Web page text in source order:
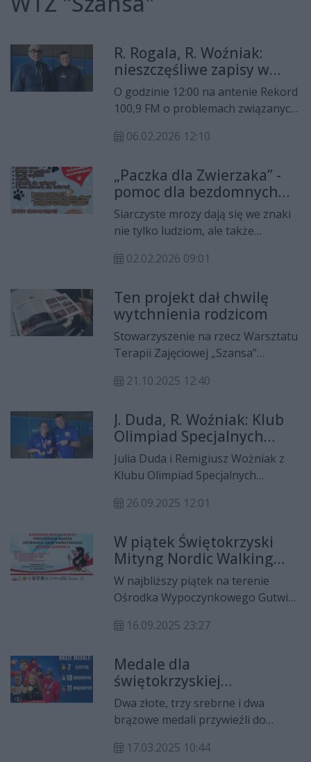
R. Rogala, R. Woźniak:
nieszczęśliwe zapisy w
ustawie cofną nas o 30 lat
O godzinie 12:00 na antenie Rekord
100,9 FM o problemach związanych
Zawodowej i Społecznej opowiada
Szansa w Ostrowcu
Świętokrzyskim. Z kolei Remigiusz
Woźniak, wiceprezes
Stowarzyszenia na rzecz Warsztatu
Terapii Zajęciowej "Szansa"
opowiada o Świętokrzyskim
Olimpiad Specjalnych, który
odbędzie się już w przyszłym
tygodniu, tradycyjnie w Szwajcarii
Bałtowskiej.
06.02.2026 12:10
„Paczka dla Zwierzaka” -
pomoc dla bezdomnych
zwierząt w czasie mrozów
Siarczyste mrozy dają się we znaki
nie tylko ludziom, ale także
stanowią szczególne zagrożenie
dlatego w Ostrowcu
Świętokrzyskim trwa akcja „Paczka
dla Zwierzaka”.
02.02.2026 09:01
Ten projekt dał chwilę
wytchnienia rodzicom
Stowarzyszenie na rzecz Warsztatu
Terapii Zajęciowej „Szansa”
„Siła pasji”. Pamiątką z tego
zdjęciami przedstawiającymi
wszystkich zawodników i ich
osiągnięcia sportowe.
21.10.2025 12:40
J. Duda, R. Woźniak: Klub
Olimpiad Specjalnych
Szansa ma swojego
reprezentanta w
zawodach hippicznych
Julia Duda i Remigiusz Wożniak z
Klubu Olimpiad Specjalnych
WTZ Szansa opowiedzą o tym, jak
mieście reprezentantkę jazdy na
koniu, która już odnosi sukcesy na
zawodach hippicznych i walczy o
awans do przyszłorocznej
Olimpiadzie Specjalnej. Będzie też o
innych sukcesach Klubu Olimpiad
popularyzowaniu marszów nordic
walking.
26.09.2025 12:01
W piątek Świętokrzyski
Mityng Nordic Walking
Olimpiad Specjalnych
W najbliższy piątek na terenie
Ośrodka Wypoczynkowego Gutwin
Nordic Walking Olimpiad
Świętokrzyski 2025.
16.09.2025 23:27
Medale dla
świętokrzyskiej
reprezentacji Światowych
Zimowych Igrzysk
Olimpiad Specjalnych
Dwa złote, trzy srebrne i dwa
brązowe medali przywieźli do
Zimowych Igrzysk Olimpiad
17.03.2025 10:44